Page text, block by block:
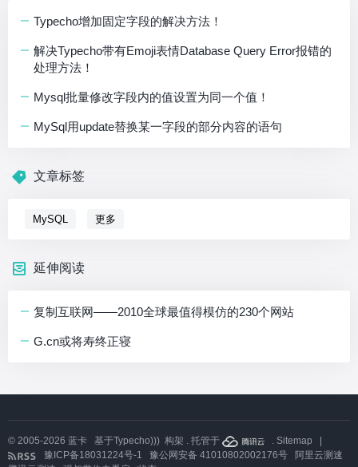
Typecho增加固定字段的解决方法！
解决Typecho带有Emoji表情Database Query Error报错的
处理方法！
Mysql批量修改字段内的值设置为同一个值！
MySql用update替换某一字段的部分内容的语句
文章标签
MySQL 更多
延伸阅读
复制互联网——2010全球最值得模仿的230个网站
G.cn或将寿终正寝
© 2005-2026 蓝卡 基于Typecho))) 构架 . 托管于 Sitemap
|
豫ICP备18031224号-1
豫公网安备 41010802002176号
阿里云测速